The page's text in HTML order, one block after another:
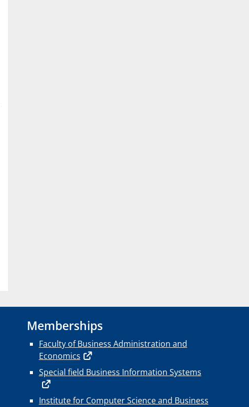
Memberships
Faculty of Business Administration and
Economics
Special field Business Information Systems
Institute for Computer Science and Business